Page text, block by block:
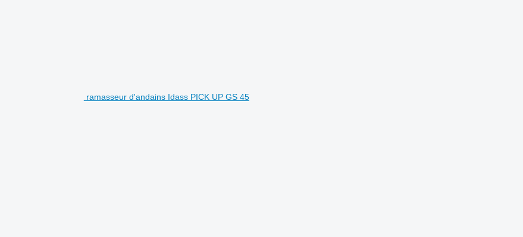
ramasseur d'andains Idass PICK UP GS 45